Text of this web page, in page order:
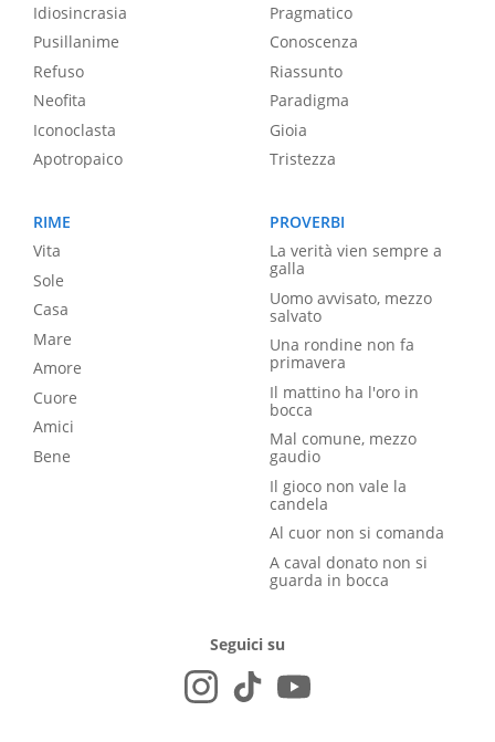
Idiosincrasia
Pusillanime
Refuso
Neofita
Iconoclasta
Apotropaico
Pragmatico
Conoscenza
Riassunto
Paradigma
Gioia
Tristezza
RIME
Vita
Sole
Casa
Mare
Amore
Cuore
Amici
Bene
PROVERBI
La verità vien sempre a
galla
Uomo avvisato, mezzo
salvato
Una rondine non fa
primavera
Il mattino ha l'oro in
bocca
Mal comune, mezzo
gaudio
Il gioco non vale la
candela
Al cuor non si comanda
A caval donato non si
guarda in bocca
Seguici su